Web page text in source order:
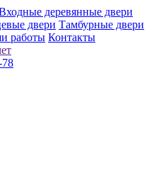
деревянные двери
двери Тамбурные двери
работы Контакты
78